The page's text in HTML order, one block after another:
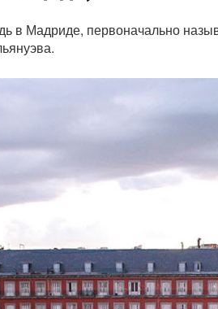
в Мадриде, первоначально